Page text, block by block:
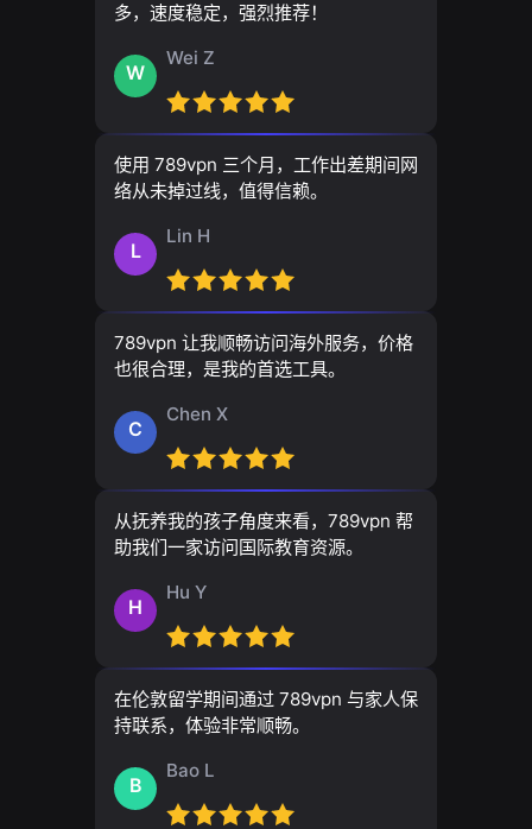
多，速度稳定，强烈推荐！
W
Wei Z
使用 789vpn 三个月，工作出差期间网
络从未掉过线，值得信赖。
L
Lin H
789vpn 让我顺畅访问海外服务，价格
也很合理，是我的首选工具。
C
Chen X
从抚养我的孩子角度来看，789vpn 帮
助我们一家访问国际教育资源。
H
Hu Y
在伦敦留学期间通过 789vpn 与家人保
持联系，体验非常顺畅。
B
Bao L